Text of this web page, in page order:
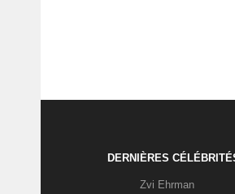
DERNIÈRES
Zvi Ehrman